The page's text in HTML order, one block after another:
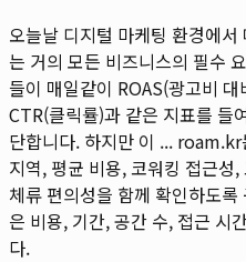
오늘날 디지털 마케팅 환경에
는 거의 모든 비즈니스의 필수
들이 매일같이 ROAS(광고비
CTR(클릭률)과 같은 지표를 들
단합니다. 하지만 이 ... roam.kr
지역, 평균 비용, 코워킹 접근
체류 편의성을 함께 확인하도
은 비용, 기간, 공간 수, 접근 시
다.